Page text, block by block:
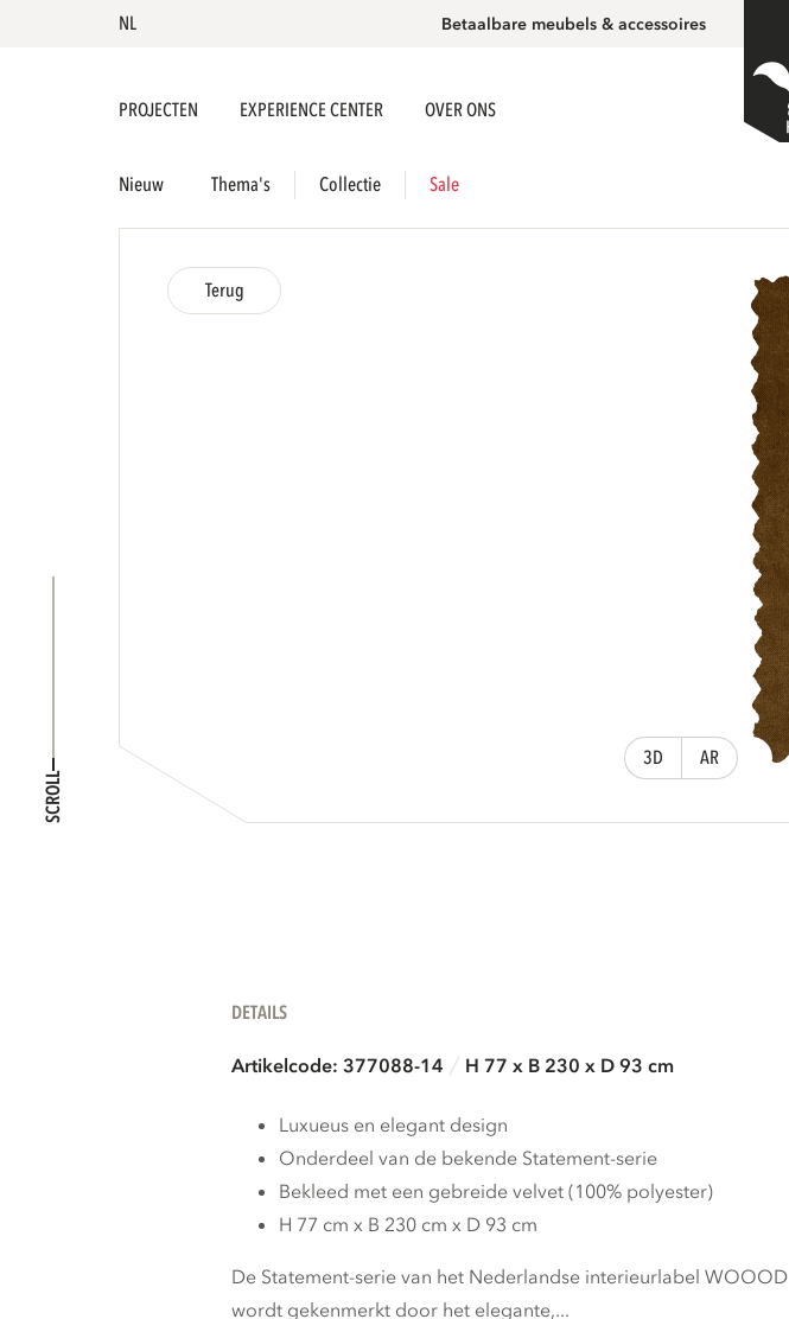
NL Betaalbare meubels & accessoires
PROJECTEN EXPERIENCE CENTER OVER ONS
Nieuw Thema's Collectie Sale
SCROLL
Terug
3D AR
DETAILS
Artikelcode: 377088-14 H 77 x B 230 x D 93 cm
Luxueus en elegant design
Onderdeel van de bekende Statement-serie
Bekleed met een gebreide velvet (100% polyester)
H 77 cm x B 230 cm x D 93 cm
De Statement-serie van het Nederlandse interieurlabel WOOOD
wordt gekenmerkt door het elegante,...